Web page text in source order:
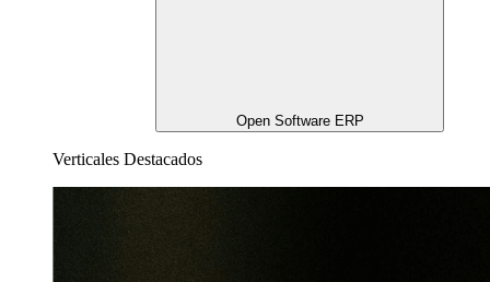
Open Software ERP
Verticales Destacados